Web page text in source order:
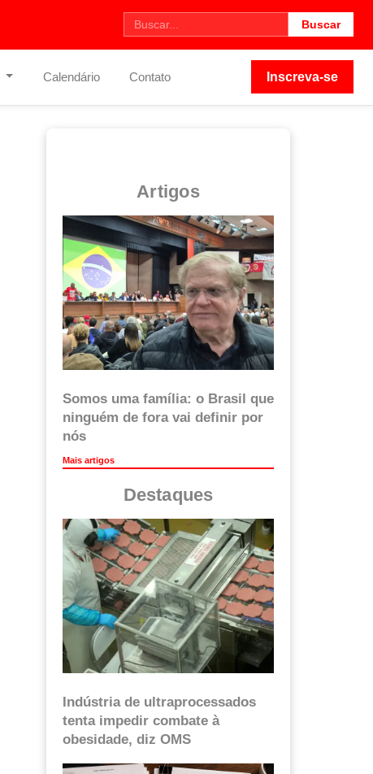
Buscar
Calendário Contato Inscreva-se
Artigos
Somos uma família: o Brasil que
ninguém de fora vai definir por
nós
Mais artigos
Destaques
Indústria de ultraprocessados
tenta impedir combate à
obesidade, diz OMS